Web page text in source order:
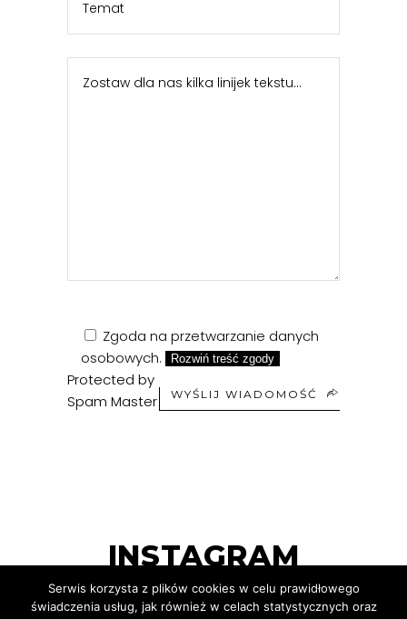
Zgoda na przetwarzanie danych
osobowych.
Rozwiń treść zgody
WYŚLIJ WIADOMOŚĆ
Protected by
Spam Master
INSTAGRAM
Serwis korzysta z plików cookies w celu prawidłowego
świadczenia usług, jak również w celach statystycznych oraz